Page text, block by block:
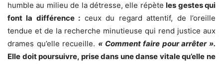
humble au milieu de la détresse, elle répèteles gestes qui
font la différence : ceux du regard attentif, de l’oreille
tendue et de la recherche minutieuse qui rend justice aux
drames qu’elle recueille. « Comment faire pour arrêter ».
Elle doit poursuivre, prise dans une danse vitale qu’elle ne